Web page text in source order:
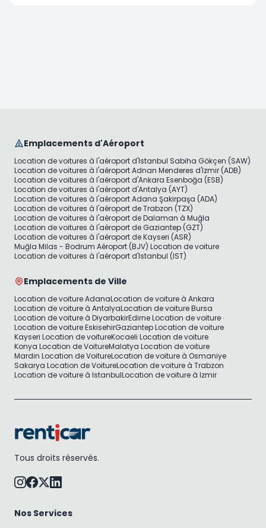
Emplacements d'Aéroport
Location de voitures à l'aéroport d'Istanbul Sabiha Gökçen (SAW)
Location de voitures à l'aéroport Adnan Menderes d'Izmir (ADB)
Location de voitures à l'aéroport d'Ankara Esenboğa (ESB)
Location de voitures à l'aéroport d'Antalya (AYT)
Location de voitures à l'aéroport Adana Şakirpaşa (ADA)
Location de voitures à l'aéroport de Trabzon (TZX)
Location de voitures à l'aéroport de Dalaman à Muğla
Location de voitures à l'aéroport de Gaziantep (GZT)
Location de voitures à l'aéroport de Kayseri (ASR)
Muğla Milas - Bodrum Aéroport (BJV) Location de voiture
Location de voitures à l'aéroport d'Istanbul (IST)
Emplacements de Ville
Location de voiture AdanaLocation de voiture à Ankara
Location de voiture à AntalyaLocation de voiture Bursa
Location de voiture à DiyarbakirEdirne Location de voiture
Location de voiture EskisehirGaziantep Location de voiture
Kayseri Location de voitureKocaeli Location de voiture
Konya Location de VoitureMalatya Location de voiture
Mardin Location de VoitureLocation de voiture à Osmaniye
Sakarya Location de VoitureLocation de voiture à Trabzon
Location de voiture à IstanbulLocation de voiture à Izmir
Tous droits réservés.
Nos Services